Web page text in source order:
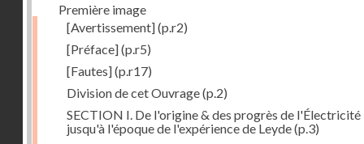
Première image
[Avertissement](p.r2)
[Préface](p.r5)
[Fautes](p.r17)
Division de cet Ouvrage(p.2)
SECTION I. De l'origine & des progrès de l'Électricité
jusqu'à l'époque de l'expérience de Leyde(p.3)